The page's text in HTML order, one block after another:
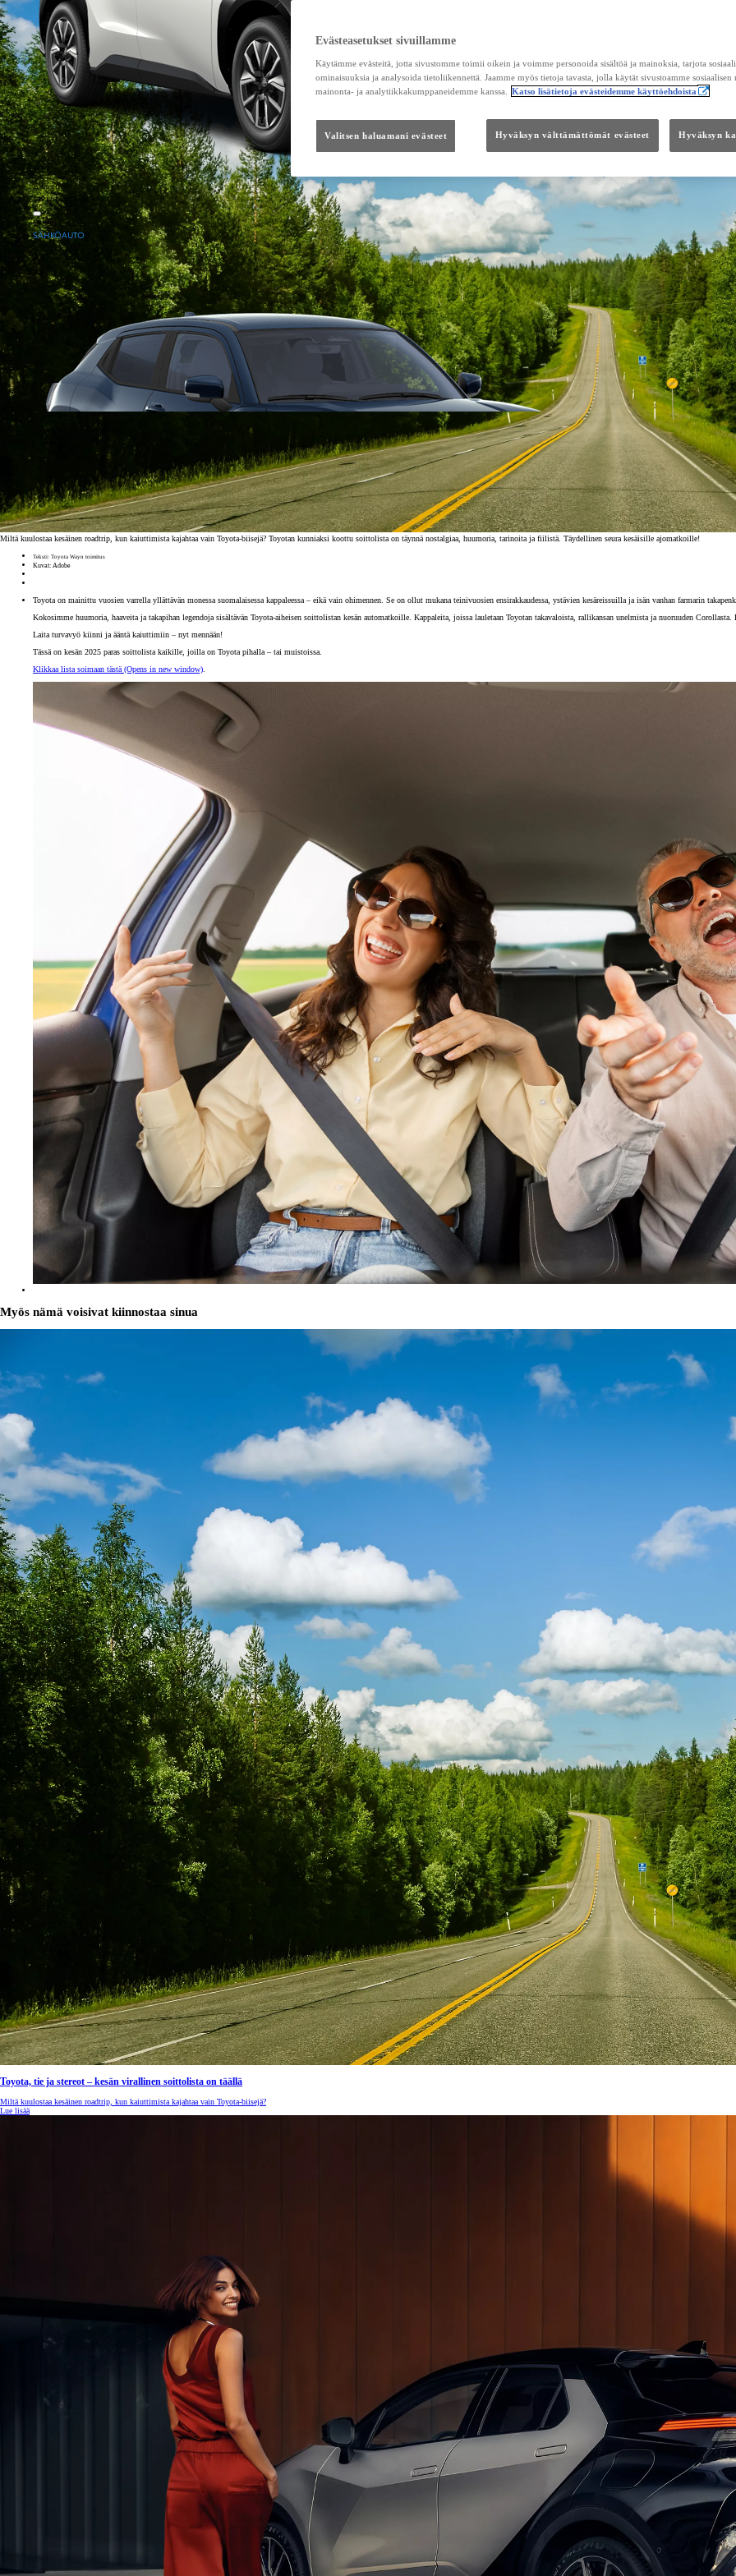
Alkaen
tai kuukausierä
Urban Cruiser
SÄHKÖAUTO
Alkaen
tai kuukausierä
Corolla Touring Sports
HYBRIDI
Miltä kuulostaa kesäinen roadtrip, kun kaiuttimista kajahtaa vain Toyota-biisejä? Toyotan kunniaksi koottu soittolista on täynnä nostalgiaa, huumoria, tarinoita ja fiilistä. Täydellinen seura kesäisille ajomatkoille!
Teksti: Toyota Wayn toimitus
Kuvat: Adobe
Toyota on mainittu vuosien varrella yllättävän monessa suomalaisessa kappaleessa – eikä vain ohimennen. Se on ollut mukana teinivuosien ensirakkaudessa, ystävien kesäreissuilla ja isän vanhan farmarin
Kokosimme huumoria, haaveita ja takapihan legendoja sisältävän Toyota-aiheisen soittolistan kesän automatkoille. Kappaleita, joissa lauletaan Toyotan takavaloista, rallikansan unelmista ja nuoruuden
Laita turvavyö kiinni ja ääntä kaiuttimiin – nyt mennään!
Tässä on kesän 2025 paras soittolista kaikille, joilla on Toyota pihalla – tai muistoissa.
Klikkaa lista soimaan tästä (Opens in new window)
Myös nämä voisivat kiinnostaa sinua
Toyota, tie ja stereot – kesän virallinen soittolista on täällä
Miltä kuulostaa kesäinen roadtrip, kun kaiuttimista kajahtaa vain Toyota-biisejä?
Lue lisää
Evästeasetukset sivuillamme
Käytämme evästeitä, jotta sivustomme toimii oikein ja voimme personoida sisältöä ja mainoksia, tarjota
ominaisuuksia ja analysoida tietoliikennettä. Jaamme myös tietoja tavasta, jolla käytät sivustoamme sosiaalisen
mainonta- ja analytiikkakumppaneidemme kanssa.
Katso lisätietoja evästeidemme käyttöehdoista
Valitsen haluamani evästeet Hyväksyn välttämättömät evästeet Hyväksyn